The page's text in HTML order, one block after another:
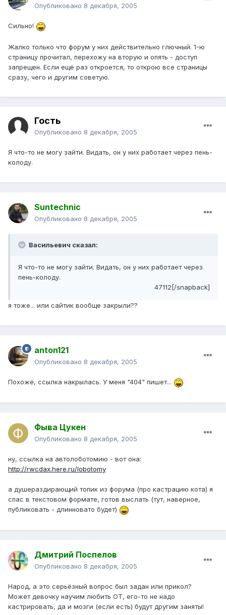
Опубликовано 8 декабря, 2005
Сильно!
Жалко только что форум у них действительно глючный. 1-ю
страницу прочитал, перехожу на вторую и опять - доступ
запрещен. Если ещё раз откроется, то открою все страницы
сразу, чего и другим советую.
Гость
Опубликовано 8 декабря, 2005
Я что-то не могу зайти. Видать, он у них работает через пень-
колоду.
Suntechnic
Опубликовано 8 декабря, 2005
Васильевич сказал:
Я что-то не могу зайти. Видать, он у них работает через
пень-колоду.
47112[/snapback]
я тоже... или сайтик вообще закрыли??
anton121
Опубликовано 8 декабря, 2005
Похоже, ссылка накрылась. У меня "404" пишет...
Фыва Цукен
Опубликовано 8 декабря, 2005
ну, ссылка на автолоботомию - вот она:
http://rwcdax.here.ru/lobotomy
а душераздирающий топик из форума (про кастрацию кота) я
спас в текстовом формате, готов выслать (тут, наверное,
публиковать - длинновато будет)
Дмитрий Поспелов
Опубликовано 8 декабря, 2005
Народ, а это серьёзный вопрос был задан или прикол?
Может девочку научим любить ОТ, его-то не надо
кастрировать, да и мозги (если есть) будут другим заняты!